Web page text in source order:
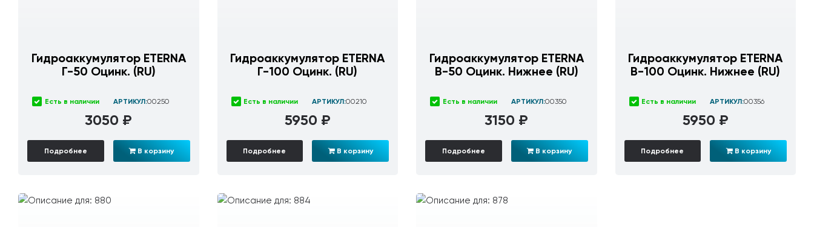
Гидроаккумулятор ETERNA
Г-50 Оцинк. (RU)
Есть в наличии АРТИКУЛ:00250
3050 ₽
Подробнее В корзину
Гидроаккумулятор ETERNA
Г-100 Оцинк. (RU)
Есть в наличии АРТИКУЛ:00210
5950 ₽
Подробнее В корзину
Гидроаккумулятор ETERNA
В-50 Оцинк. Нижнее (RU)
Есть в наличии АРТИКУЛ:00350
3150 ₽
Подробнее В корзину
Гидроаккумулятор ETERNA
В-100 Оцинк. Нижнее (RU)
Есть в наличии АРТИКУЛ:00356
5950 ₽
Подробнее В корзину